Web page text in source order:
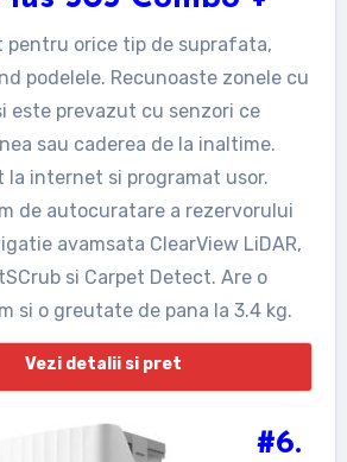
pentru orice tip de suprafata,
podelele. Recunoaste zonele cu
este prevazut cu senzori ce
sau caderea de la inaltime.
la internet si programat usor.
de autocuratare a rezervorului
avamsata ClearView LiDAR,
si Carpet Detect. Are o
si o greutate de pana la 3.4 kg.
Vezi detalii si pret
#6.